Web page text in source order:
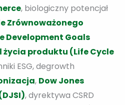
, biologiczny potencjał
Zrównoważonego
Development Goals
życia produktu (Life Cycle
ESG, degrowth
, Dow Jones
, dyrektywa CSRD